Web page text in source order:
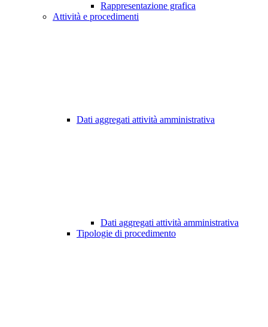
Rappresentazione grafica
Attività e procedimenti
Dati aggregati attività amministrativa
Dati aggregati attività amministrativa
Tipologie di procedimento